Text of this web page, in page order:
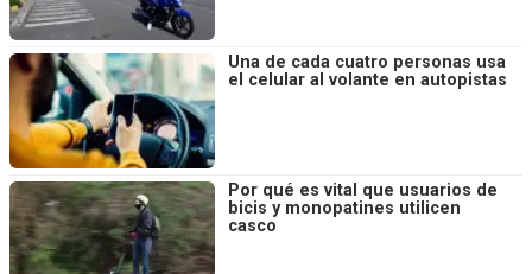
Una de cada cuatro personas usa
el celular al volante en autopistas
Por qué es vital que usuarios de
bicis y monopatines utilicen
casco